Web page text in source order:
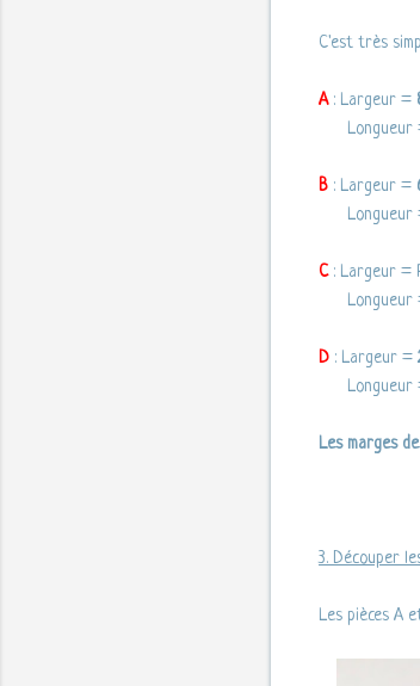
C'est très
A: Largeur =
Longueur =
B : Largeur =
Longueur =
C: Largeur =
Longueur
D : Largeur =
Longueur
Les marges
3. Découper
Les pièces A